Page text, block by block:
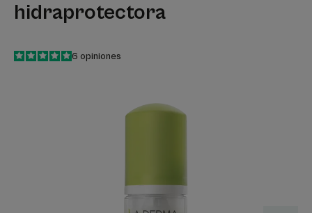
hidraprotectora
5
/5
6 opiniones